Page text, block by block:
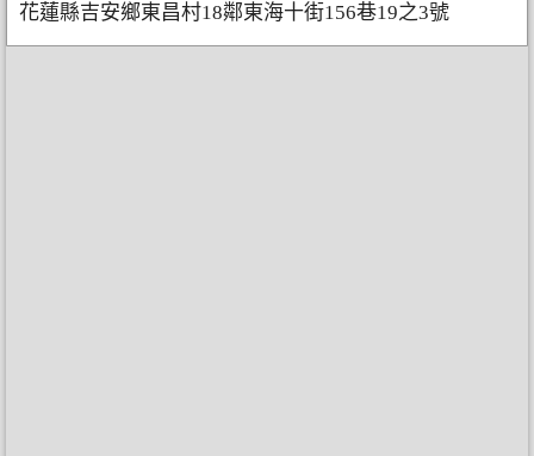
花蓮縣吉安鄉東昌村18鄰東海十街156巷19之3號